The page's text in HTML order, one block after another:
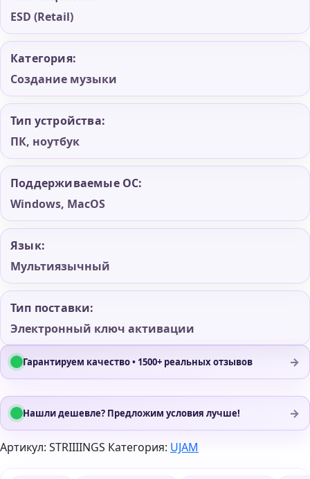
ESD (Retail)
Категория:
Создание музыки
Тип устройства:
ПК, ноутбук
Поддерживаемые ОС:
Windows, MacOS
Язык:
Мультиязычный
Тип поставки:
Электронный ключ активации
Гарантируем качество • 1500+ реальных отзывов →
Нашли дешевле? Предложим условия лучше! →
Артикул: STRIIIINGS Категория: UJAM